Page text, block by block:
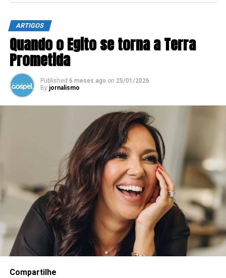
ARTIGOS
Quando o Egito se torna a Terra
Prometida
Published 6 meses ago on 25/01/2026
By jornalismo
Compartilhe